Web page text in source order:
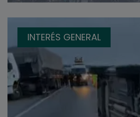
INTERÉS GENERAL